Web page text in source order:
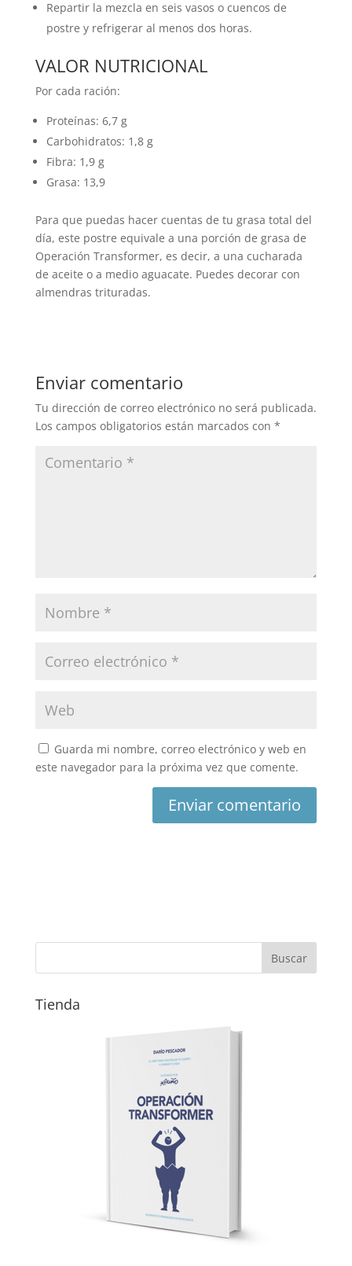
Repartir la mezcla en seis vasos o cuencos de
postre y refrigerar al menos dos horas.
VALOR NUTRICIONAL
Por cada ración:
Proteínas: 6,7 g
Carbohidratos: 1,8 g
Fibra: 1,9 g
Grasa: 13,9
Para que puedas hacer cuentas de tu grasa total del
día, este postre equivale a una porción de grasa de
Operación Transformer, es decir, a una cucharada
de aceite o a medio aguacate. Puedes decorar con
almendras trituradas.
Enviar comentario
Tu dirección de correo electrónico no será publicada.
Los campos obligatorios están marcados con *
Guarda mi nombre, correo electrónico y web en
este navegador para la próxima vez que comente.
Tienda